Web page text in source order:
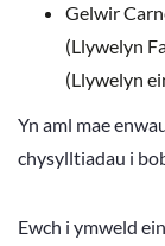
Gelwir
(Llywelyn
(Llywelyn
Yn aml mae
chysylltiadau i
Ewch i ymweld